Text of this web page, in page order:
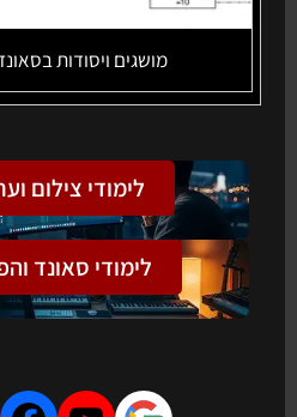
מושגים ויסודות
לימודי צילום
לימודי סאונד